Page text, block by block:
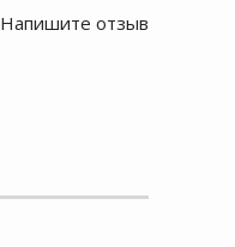
Напишите отзыв